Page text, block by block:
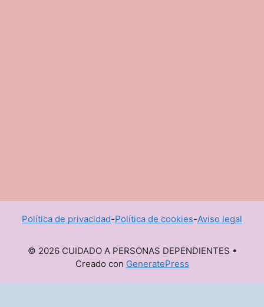
Política de privacidad-Política de cookies-Aviso legal
© 2026 CUIDADO A PERSONAS DEPENDIENTES •
Creado con GeneratePress